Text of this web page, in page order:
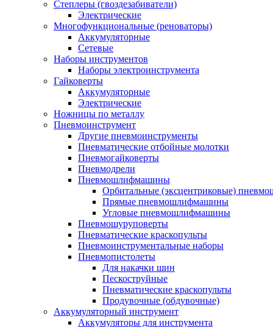
Степлеры (гвоздезабиватели)
Электрические
Многофункциональные (реноваторы)
Аккумуляторные
Сетевые
Наборы инструментов
Наборы электроинструмента
Гайковерты
Аккумуляторные
Электрические
Ножницы по металлу
Пневмоинструмент
Другие пневмоинструменты
Пневматические отбойные молотки
Пневмогайковерты
Пневмодрели
Пневмошлифмашины
Орбитальные (эксцентриковые)
Прямые пневмошлифмашины
Угловые пневмошлифмашины
Пневмошуруповерты
Пневматические краскопульты
Пневмоинструментальные наборы
Пневмопистолеты
Для накачки шин
Пескоструйные
Пневматические краскопульты
Продувочные (обдувочные)
Аккумуляторный инструмент
Аккумуляторы для инструмента